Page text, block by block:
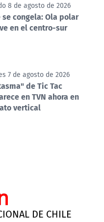
8 de agosto de 2026
se congela: Ola polar
en el centro-sur
7 de agosto de 2026
de Tic Tac
en TVN ahora en
vertical
DE CHILE